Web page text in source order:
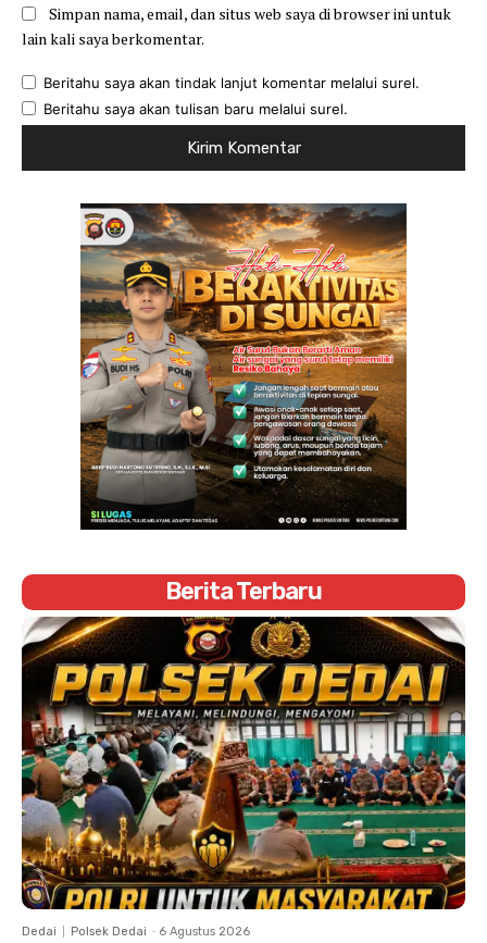
Simpan nama, email, dan situs web saya di browser ini untuk
lain kali saya berkomentar.
Beritahu saya akan tindak lanjut komentar melalui surel.
Beritahu saya akan tulisan baru melalui surel.
Berita Terbaru
Dedai Polsek Dedai - 6 Agustus 2026